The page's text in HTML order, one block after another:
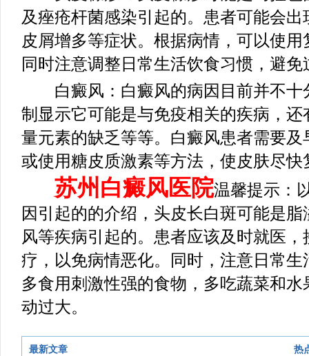
及痤疮杆菌感染引起的。患者可能会
皮屑增多等症状。根据病情，可以使
同时注意调整日常生活饮食习惯，避
白癜风：白癜风的病因目前并不十
制显示它可能是与免疫相关的疾病，
量元素的缺乏等等。白癜风患者需要
或使用糖皮质激素等方法，使皮肤尽快
苏州白癜风医院温馨提示：
因引起的的介绍，头皮长白斑可能是
风等疾病引起的。患者应该及时就医
疗，以免病情恶化。同时，注意日常
多食用刺激性强的食物，多吃蔬菜和
动过大。
最新文章 热